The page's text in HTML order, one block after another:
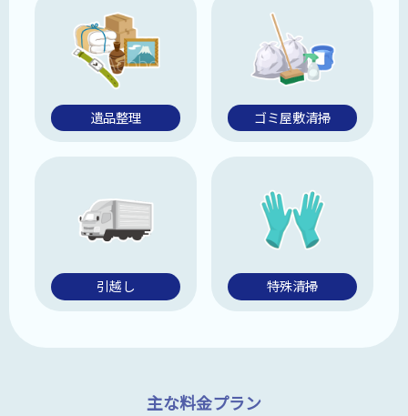
遺品整理 ゴミ屋敷清掃
引越し 特殊清掃
主な料金プラン